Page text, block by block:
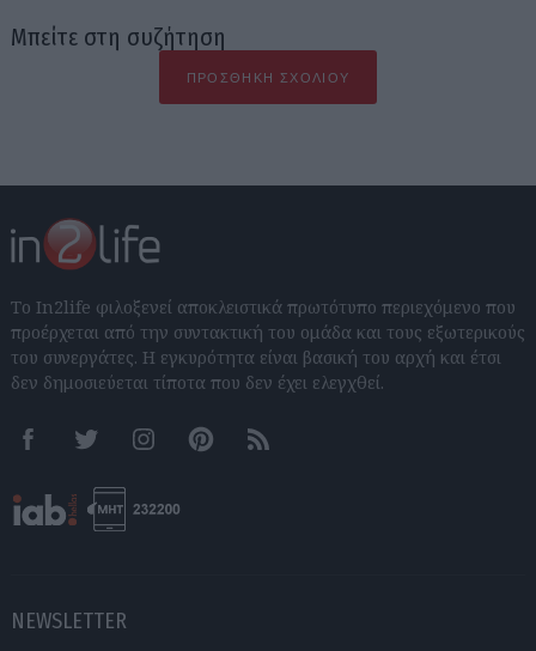
Μπείτε στη συζήτηση
ΠΡΟΣΘΉΚΗ ΣΧΟΛΊΟΥ
Το In2life φιλοξενεί αποκλειστικά πρωτότυπο περιεχόμενο που
προέρχεται από την συντακτική του ομάδα και τους εξωτερικούς
του συνεργάτες. Η εγκυρότητα είναι βασική του αρχή και έτσι
δεν δημοσιεύεται τίποτα που δεν έχει ελεγχθεί.
FacebookTwitter InstagramPinterestRSS feeds
NEWSLETTER